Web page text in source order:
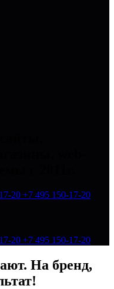
20 +7 495 150-17-20
20 +7 495 150-17-20
. На бренд,